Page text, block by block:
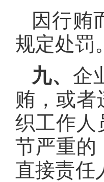
因行贿
规定处罚。
九、 企
贿，或
织工作人
节严重的
直接责任